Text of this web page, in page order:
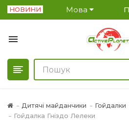
НОВИНИ Мова
Дитячі майданчики Гойдалки
Гойдалка Гніздо Лелеки